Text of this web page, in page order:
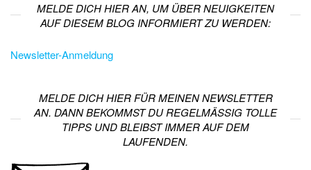
MELDE DICH HIER AN, UM ÜBER NEUIGKEITEN
AUF DIESEM BLOG INFORMIERT ZU WERDEN:
Newsletter-Anmeldung
MELDE DICH HIER FÜR MEINEN NEWSLETTER
AN. DANN BEKOMMST DU REGELMÄSSIG TOLLE T
IPPS UND BLEIBST IMMER AUF DEM L
AUFENDEN.